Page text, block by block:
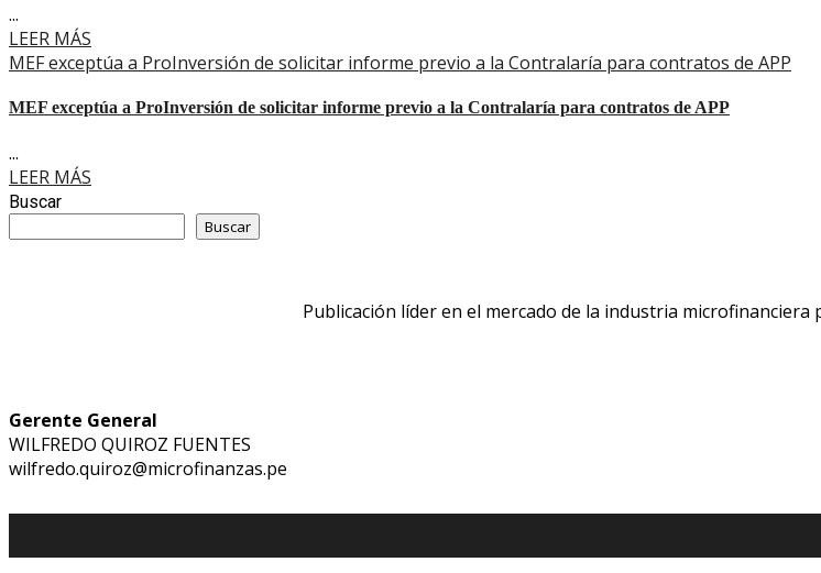
...
LEER MÁS
MEF exceptúa a ProInversión de solicitar informe previo a la Contralaría para contratos de APP
MEF exceptúa a ProInversión de solicitar informe previo a la Contralaría para contratos de APP
...
LEER MÁS
Buscar
Buscar
Publicación líder en el mercado de la industria microfinanciera
Gerente General
WILFREDO QUIROZ FUENTES
wilfredo.quiroz@microfinanzas.pe